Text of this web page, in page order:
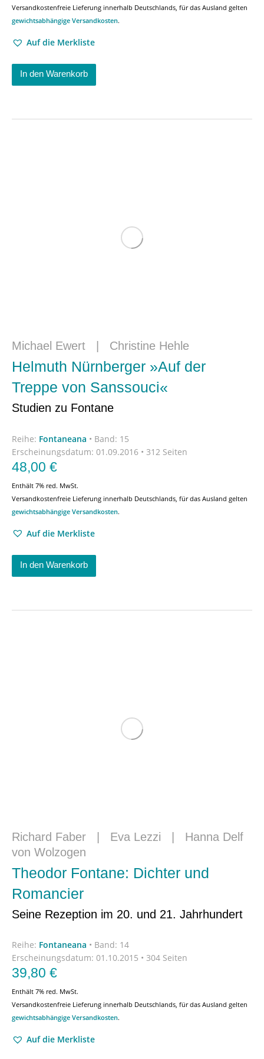
Versandkostenfreie Lieferung innerhalb Deutschlands, für das Ausland gelten
gewichtsabhängige Versandkosten.
Auf die Merkliste
In den Warenkorb
Michael Ewert Christine Hehle
Helmuth Nürnberger »Auf der
Treppe von Sanssouci«
Studien zu Fontane
Reihe: Fontaneana • Band: 15
Erscheinungsdatum: 01.09.2016 • 312 Seiten
48,00 €
Enthält 7% red. MwSt.
Versandkostenfreie Lieferung innerhalb Deutschlands, für das Ausland gelten
gewichtsabhängige Versandkosten.
Auf die Merkliste
In den Warenkorb
Richard Faber | Eva Lezzi | Hanna Delf
von Wolzogen
Theodor Fontane: Dichter und
Romancier
Seine Rezeption im 20. und 21. Jahrhundert
Reihe: Fontaneana • Band: 14
Erscheinungsdatum: 01.10.2015 • 304 Seiten
39,80 €
Enthält 7% red. MwSt.
Versandkostenfreie Lieferung innerhalb Deutschlands, für das Ausland gelten
gewichtsabhängige Versandkosten.
Auf die Merkliste